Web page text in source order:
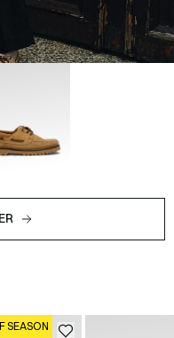
SEASON